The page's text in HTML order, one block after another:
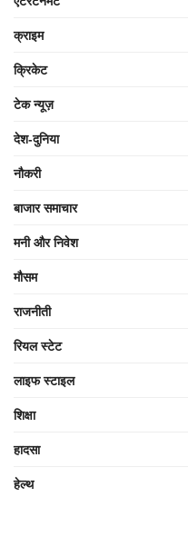
क्राइम
क्रिकेट
टेक न्यूज़
देश-दुनिया
नौकरी
बाजार समाचार
मनी और निवेश
मौसम
राजनीती
रियल स्टेट
लाइफ स्टाइल
शिक्षा
हादसा
हेल्थ